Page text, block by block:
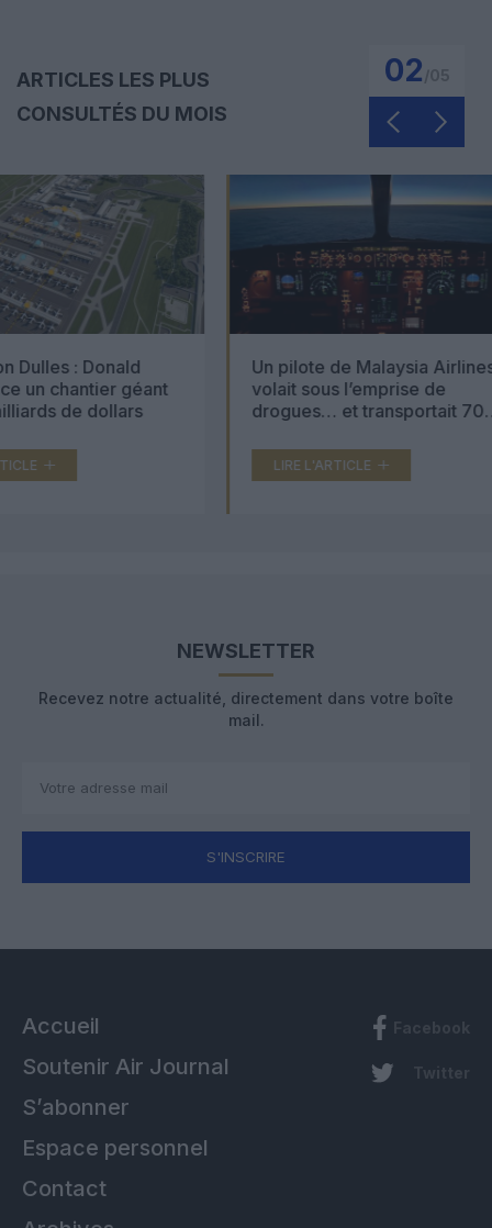
ARTICLES LES PLUS
CONSULTÉS DU MOIS
03
Un pilote de Malaysia Airlines
volait sous l’emprise de
drogues… et transportait 70
Le 2 août
accident
NEWSLETTER
Recevez notre actualité, directement dans votre boîte
mail.
S'INSCRIRE
Accueil
Soutenir Air Journal
S’abonner
Espace personnel
Contact